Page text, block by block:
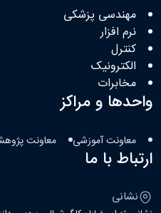
مهندسی پزشکی
نرم افزار
کنترل
الکترونیک
مخابرات
واحدها و مراکز
معاونت آموزشی معاونت
ارتباط با ما
نشانی